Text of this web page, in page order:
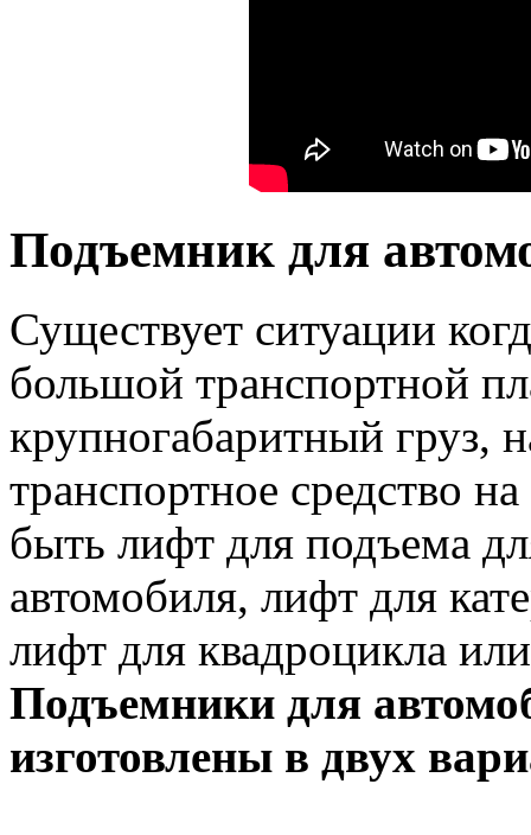
Подъемник для
Существует ситуации
большой транспортной
крупногабаритный груз,
транспортное средство
быть лифт для подъема
автомобиля, лифт для
лифт для квадроцикла
Подъемники для
изготовлены в двух